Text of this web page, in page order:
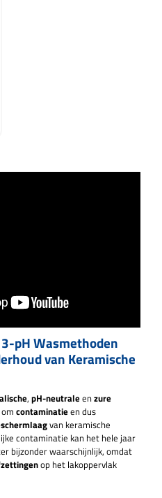
pH Wasmethoden
van Keramische
, pH-neutraleenzure
contaminatieen dus
van keramische
contaminatie kan het hele jaar
bijzonder waarschijnlijk, omdat
op het lakoppervlak